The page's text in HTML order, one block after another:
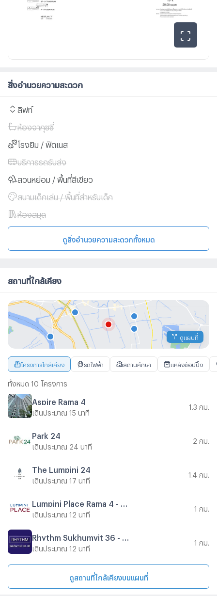
สิ่งอำนวยความสะดวก
ลิฟท์
ห้องจากุซซี่
โรงยิม / ฟิตเนส
บริการรถรับส่ง
สวนหย่อม / พื้นที่สีเขียว
สนามเด็กเล่น / พื้นที่สำหรับเด็ก
ห้องสมุด
ดูสิ่งอำนวยความสะดวกทั้งหมด
สถานที่ใกล้เคียง
ดูแผนที่
โครงการใกล้เคียง รถไฟฟ้า สถานศึกษา แหล่งช้อปปิ้ง
ทั้งหมด 10 โครงการ
Aspire Rama 4
เดินประมาณ 15 นาที
1.3 กม.
Park 24
เดินประมาณ 24 นาที
2 กม.
The Lumpini 24
เดินประมาณ 17 นาที
1.4 กม.
เดินประมาณ 12 นาที
1 กม.
เดินประมาณ 12 นาที
1 กม.
ดูสถานที่ใกล้เคียงบนแผนที่